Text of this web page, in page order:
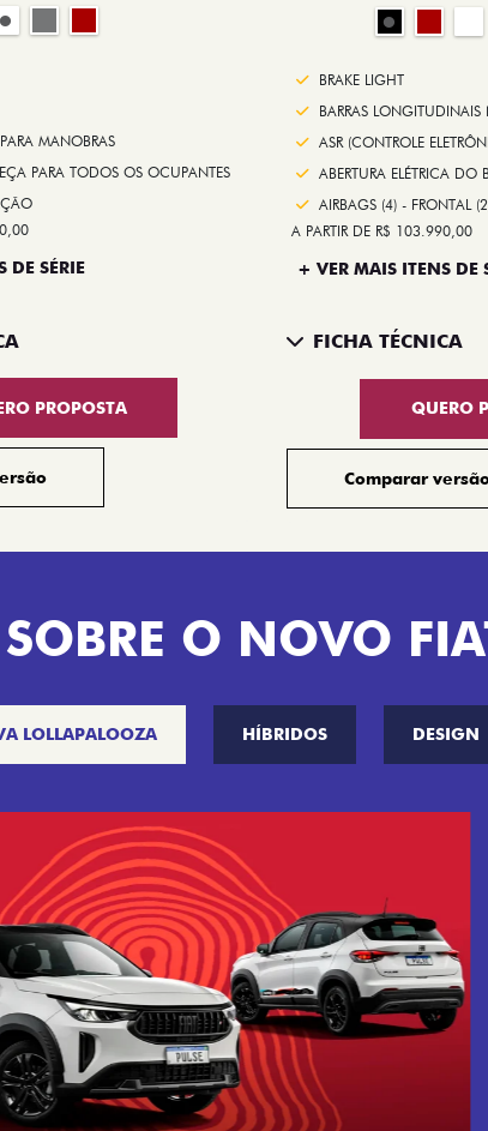
MANOBRAS
PARA TODOS OS OCUPANTES
DE SÉRIE
PROPOSTA
BRAKE LIGHT
BARRAS LONGITUDINAIS
ASR (CONTROLE
ABERTURA ELÉTRICA
AIRBAGS (4) - FRONTAL
A PARTIR DE R$ 103.990,00
+ VER MAIS ITENS DE
FICHA TÉCNICA
QUERO
Comparar
O NOVO
LOLLAPALOOZA HÍBRIDOS DESIGN